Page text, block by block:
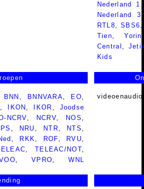
Nederland
Nederland
RTL8,SBS6
Tien,Yorin
Central ,
Kids
BNN BNNVARA EO
IKON IKOR
Joodse
NCRV NCRV NOS
NRU NTR NTS
RKK ROF RVU
TELEAC/NOT
,VPRO ,WNL